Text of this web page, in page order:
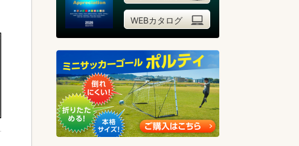
WEBカタログ